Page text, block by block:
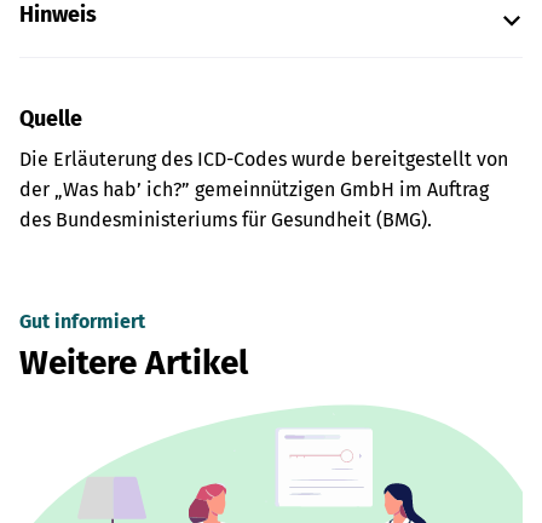
Hinweis
Quelle
Die Erläuterung des ICD-Codes wurde bereitgestellt von
der „Was hab’ ich?” gemeinnützigen GmbH im Auftrag
des Bundesministeriums für Gesundheit (BMG).
Gut informiert
Weitere Artikel